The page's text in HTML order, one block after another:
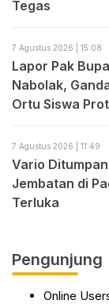
Tegas
7 Agustus 2026 | 15:08
Lapor Pak
Nabolak,
Ortu Siswa
7 Agustus 2026 | 11:49
Vario
Jembatan di
Terluka
Pengunjung
Online